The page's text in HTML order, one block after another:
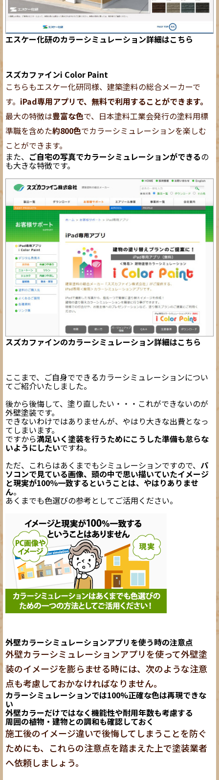
エスケー化研のカラーシミュレーション詳細はこちら
スズカファインi Color Paint
こちらもエスケー化研同様、建築塗料の総合メーカーで
す。 iPad専用アプリで、無料で利用することができます。
最大の特徴は豊富な色で、日本塗料工業会発行の塗料用標
準職を含めた約800色でカラーシミュレーションを楽しむ
ことができます。
また、 ご自宅の写真でカラーシミュレーションができるの
も大きな特徴です。
スズカファインのカラーシミュレーション詳細はこちら
ここまで、ご自身でできるカラーシミュレーションについ
てご紹介いたしました。
後から後悔して、塗り直したい・・・これができないのが
外壁塗装です。
できないわけではありませんが、やはり大きな出費となっ
てしまいます。
ですから満足いく塗装を行うためにこうした準備も怠らな
いようにしたいですね。
ただ、これらはあくまでもシミュレーションですので、 パ
ソコンで見ている画像、頭の中で思い描いていたイメージ
と現実が100％一致するということは、やはりありませ
ん。
あくまでも色選びの参考としてご活用ください。
外壁カラーシミュレーションアプリを使う時の注意点
外壁カラーシミュレーションアプリを使って外壁塗
装のイメージを膨らませる時には、次のような注意
点も考慮しておかなければなりません。
カラーシミュレーションでは100%正確な色は再現できな
い
外壁カラーだけではなく機能性や耐用年数も考慮する
周囲の植物・建物との調和も確認しておく
施工後のイメージ違いで後悔してしまうことを防ぐ
ためにも、これらの注意点を踏まえた上で塗装業者
へ依頼しましょう。